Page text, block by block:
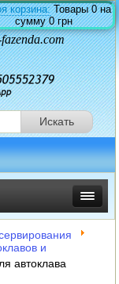
корзина:Товары0на
сумму0 грн
и
автоклава